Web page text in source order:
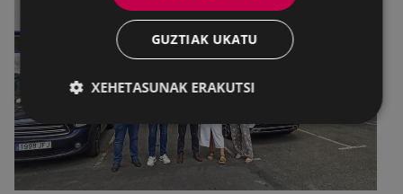
GUZTIAK UKATU
XEHETASUNAK ERAKUTSI